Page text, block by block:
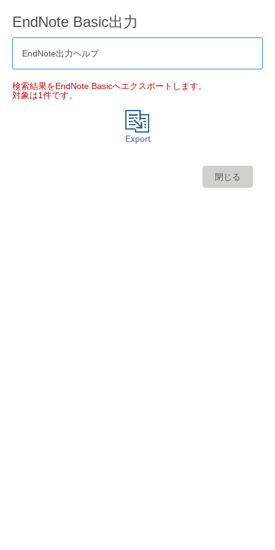
EndNote Basic出力
EndNote出力ヘルプ
検索結果をEndNote Basicへエクスポートします。
対象は1件です。
Export